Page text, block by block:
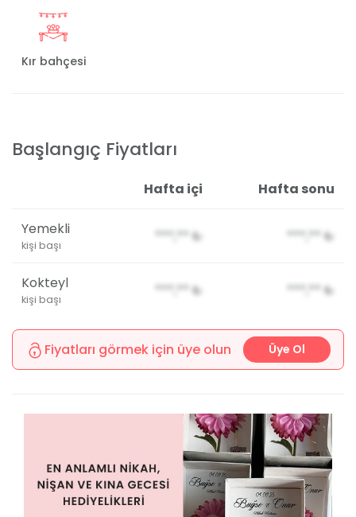
Kır bahçesi
Başlangıç Fiyatları
Hafta içi Hafta sonu
Yemekli
kişi başı
***,** ₺ ***,** ₺
Kokteyl
kişi başı
***,** ₺ ***,** ₺
Fiyatları görmek için üye olun Üye Ol